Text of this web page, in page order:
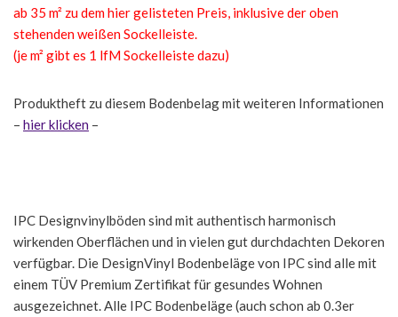
ab 35 m² zu dem hier gelisteten Preis, inklusive der oben
stehenden weißen Sockelleiste.
(je m² gibt es 1 lfM Sockelleiste dazu)
Produktheft zu diesem Bodenbelag mit weiteren Informationen
– hier klicken –
IPC Designvinylböden sind mit authentisch harmonisch
wirkenden Oberflächen und in vielen gut durchdachten Dekoren
verfügbar. Die DesignVinyl Bodenbeläge von IPC sind alle mit
einem TÜV Premium Zertifikat für gesundes Wohnen
ausgezeichnet. Alle IPC Bodenbeläge (auch schon ab 0.3er